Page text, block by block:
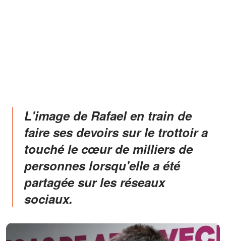
L'image de Rafael en train de
faire ses devoirs sur le trottoir a
touché le cœur de milliers de
personnes lorsqu'elle a été
partagée sur les réseaux
sociaux.